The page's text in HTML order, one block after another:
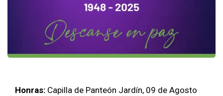
Honras: Capilla de Panteón Jardín, 09 de Agosto